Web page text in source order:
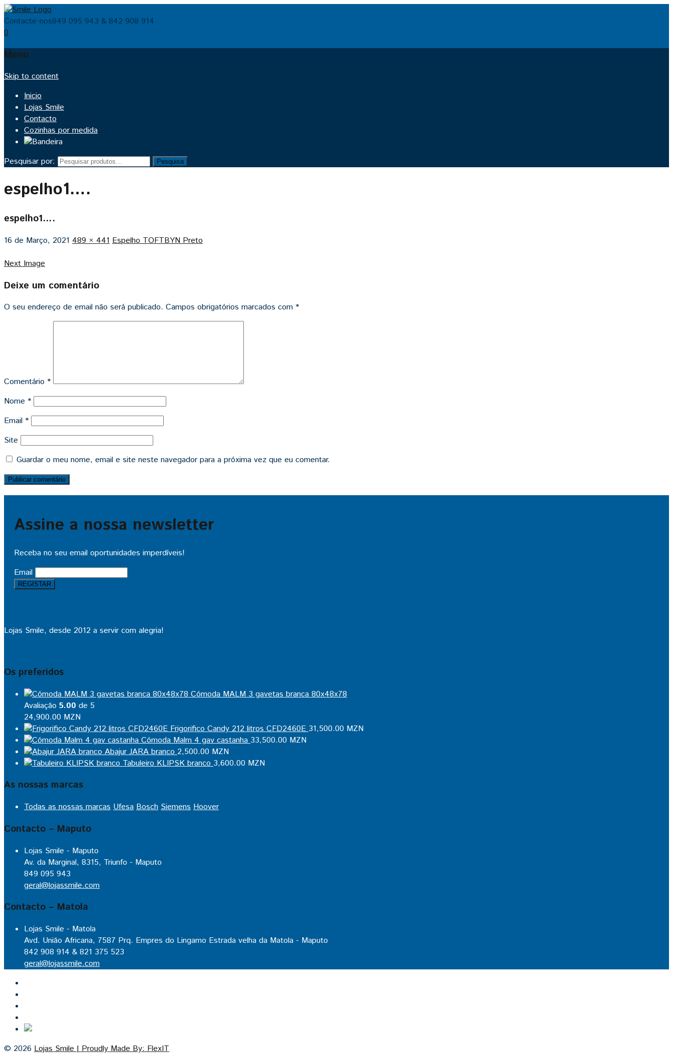
Contacte-nos849 095 943 & 842 908 914
0
Menu
Skip to content
Inicio
Lojas Smile
Contacto
Cozinhas por medida
Pesquisar por: Pesquisa
espelho1….
espelho1….
16 de Março, 2021 489 × 441 Espelho TOFTBYN Preto
Next Image
Deixe um comentário
O seu endereço de email não será publicado. Campos obrigatórios marcados com *
Comentário *
Nome *
Email *
Site
Guardar o meu nome, email e site neste navegador para a próxima vez que eu comentar.
Assine a nossa newsletter
Receba no seu email oportunidades imperdíveis!
Email
Lojas Smile, desde 2012 a servir com alegria!
Os preferidos
Cómoda MALM 3 gavetas branca 80x48x78
Avaliação 5.00 de 5
24,900.00 MZN
Frigorifico Candy 212 litros CFD2460E 31,500.00 MZN
Cómoda Malm 4 gav castanha 33,500.00 MZN
Abajur JARA branco 2,500.00 MZN
Tabuleiro KLIPSK branco 3,600.00 MZN
As nossas marcas
Todas as nossas marcas Ufesa Bosch Siemens Hoover
Contacto – Maputo
Lojas Smile - Maputo
Av. da Marginal, 8315, Triunfo - Maputo
849 095 943
geral@lojassmile.com
Contacto – Matola
Lojas Smile - Matola
Avd. União Africana, 7587 Prq. Empres do Lingamo Estrada velha da Matola - Maputo
842 908 914 & 821 375 523
geral@lojassmile.com
© 2026 Lojas Smile | Proudly Made By: FlexIT